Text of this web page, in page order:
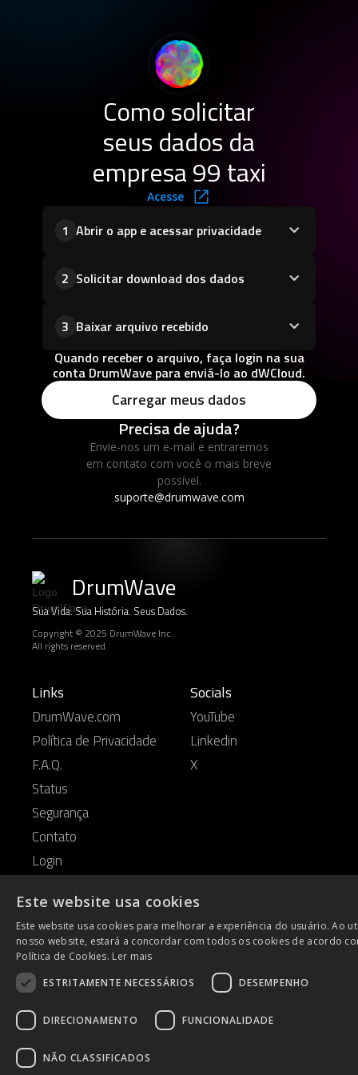
Como solicitar
seus dados da
empresa 99 taxi
Acesse
1 Abrir o app e acessar privacidade
2 Solicitar download dos dados
3 Baixar arquivo recebido
Quando receber o arquivo, faça login na sua
conta DrumWave para enviá-lo ao dWCloud.
Carregar meus dados
Precisa de ajuda?
Envie-nos um e-mail e entraremos
em contato com você o mais breve
possível.
suporte@drumwave.com
DrumWave
Sua Vida. Sua História. Seus Dados.
Copyright © 2025 DrumWave Inc.
All rights reserved.
Links
DrumWave.com
Política de Privacidade
F.A.Q.
Status
Segurança
Contato
Login
Socials
YouTube
Linkedin
X
Este website usa cookies
Este website usa cookies para melhorar a experiência do usuário. Ao
nosso website, estará a concordar com todos os cookies de acordo
Política de Cookies. Ler mais
ESTRITAMENTE NECESSÁRIOS
DESEMPENHO
DIRECIONAMENTO FUNCIONALIDADE
NÃO CLASSIFICADOS